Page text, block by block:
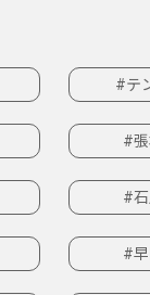
#テ
#
#
#